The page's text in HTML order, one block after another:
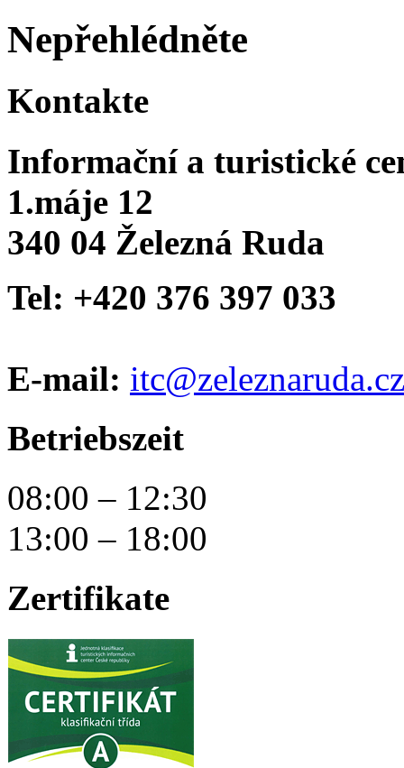
Nepřehlédněte
Kontakte
Informační a turistické
1.máje 12
340 04 Železná Ruda
Tel: +420 376 397 033
E-mail: itc@zeleznaruda.cz
Betriebszeit
08:00 – 12:30
13:00 – 18:00
Zertifikate